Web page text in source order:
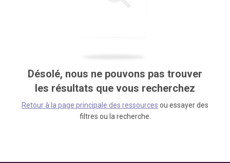
Désolé, nous ne pouvons pas trouver
les résultats que vous recherchez
Retour à la page principale des ressources ou essayer des
filtres ou la recherche.